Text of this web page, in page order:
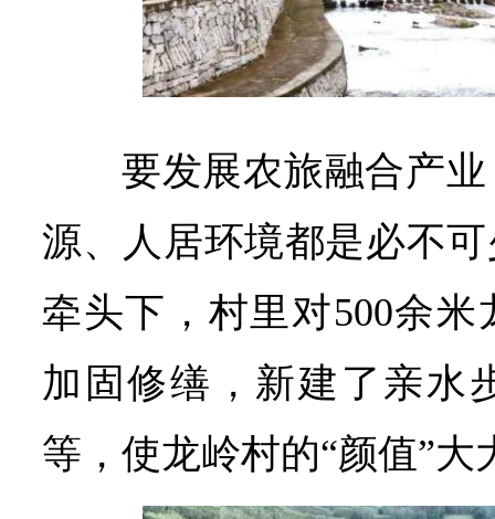
要发展农旅融合产
源、人居环境都是必不
牵头下，村里对500余
加固修缮，新建了亲水
等，使龙岭村的“颜值”大